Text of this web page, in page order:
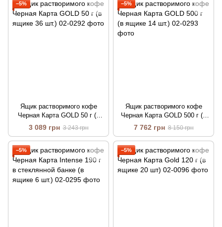
−5%
Ящик растворимого кофе
Черная Карта GOLD 50 г (в
ящике 36 шт.)
3 089 грн 3 243 грн
−5%
Ящик растворимого кофе
Черная Карта GOLD 500 г (в
ящике 14 шт.)
7 762 грн 8 150 грн
−5% −5%